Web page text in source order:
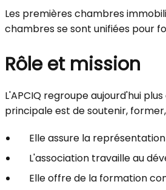
Les premières chambres
chambres se sont unifiées pour
Rôle et mission
L'APCIQ regroupe aujourd'hui
principale est de soutenir,
Elle assure la
L'association travaille au
Elle offre de la formation